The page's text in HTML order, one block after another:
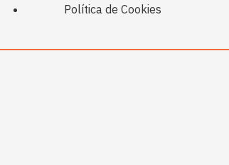
Política de Cookies